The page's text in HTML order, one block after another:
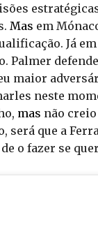
Mas em
Já em
Palmer
maior
neste
mas não
será que a
o fazer se